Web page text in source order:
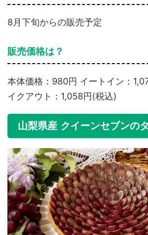
8月下旬からの販売予定
販売価格は？
本体価格：980円 イートイン：
イクアウト：1,058円(税込)
山梨県産 クイーンセブンの